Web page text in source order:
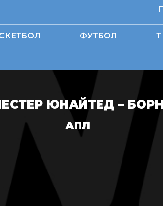
ФУТБОЛ
ЮНАЙТЕД –
АПЛ